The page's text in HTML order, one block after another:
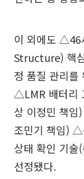
이 외에도 △46
Structure) 핵
정 품질 관리를
△LMR 배터리
상 이정민 책
조민기 책임) △
상태 확인 기술
선정됐다.